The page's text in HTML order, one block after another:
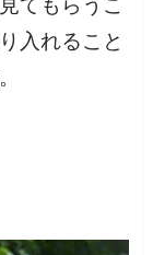
てもらうこ
入れること